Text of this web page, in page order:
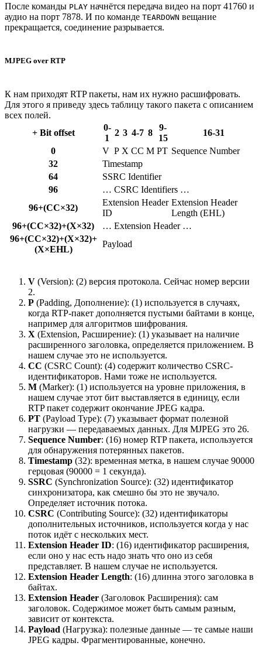
После команды PLAY начнётся передача видео на порт 41760 и
аудио на порт 7878. И по команде TEARDOWN вещание
прекращается, соединение разрывается.
MJPEG over RTP
К нам приходят RTP пакеты, нам их нужно расшифровать.
Для этого я приведу здесь таблицу такого пакета с описанием
всех полей.
+ Bit offset
0-
1
2 3 4-7 8
9-
15
16-31
0
V P X CC M PT Sequence Number
32
Timestamp
64
SSRC Identifier
96
… CSRC Identifiers …
96+(CC×32)
Extension Header
ID
Extension Header
Length (EHL)
96+(CC×32)+(X×32)
… Extension Header …
96+(CC×32)+(X×32)+
(X×EHL)
Payload
V (Version): (2) версия протокола. Сейчас номер версии
2.
P (Padding, Дополнение): (1) используется в случаях,
когда RTP-пакет дополняется пустыми байтами в конце,
например для алгоритмов шифрования.
X (Extension, Расширение): (1) указывает на наличие
расширенного заголовка, определяется приложением. В
нашем случае это не используется.
CC (CSRC Count): (4) содержит количество CSRC-
идентификаторов. Нами тоже не используется.
M (Marker): (1) используется на уровне приложения, в
нашем случае этот бит выставляется в единицу, если
RTP пакет содержит окончание JPEG кадра.
PT (Payload Type): (7) указывает формат полезной
нагрузки — передаваемых данных. Для MJPEG это 26.
Sequence Number: (16) номер RTP пакета, используется
для обнаружения потерянных пакетов.
Timestamp (32): временная метка, в нашем случае 90000
герцовая (90000 = 1 секунда).
SSRC (Synchronization Source): (32) идентификатор
синхронизатора, как смешно бы это не звучало.
Определяет источник потока.
CSRC (Contributing Source): (32) идентификаторы
дополнительных источников, используется когда у нас
поток идёт с нескольких мест.
Extension Header ID: (16) идентификатор расширения,
если оно у нас есть надо знать что оно из себя
представляет. В нашем случае не используется.
Extension Header Length: (16) длинна этого заголовка в
байтах.
Extension Header (Заголовок Расширения): сам
заголовок. Содержимое может быть самым разным,
зависит от контекста.
Payload (Нагрузка): полезные данные — те самые наши
JPEG кадры. Фрагментированные, конечно.